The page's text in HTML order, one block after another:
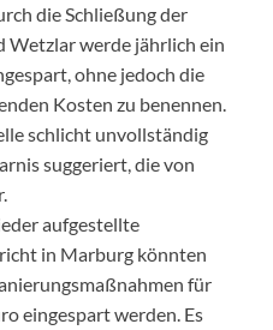
die Schließung der
werde jährlich ein
ohne jedoch die
Kosten zu benennen.
schlicht unvollständig
suggeriert, die von
aufgestellte
in Marburg könnten
für
eingespart werden. Es